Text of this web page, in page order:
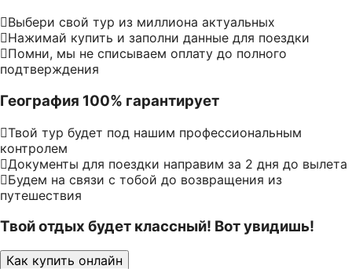
Выбери свой тур из миллиона актуальных
Нажимай купить и заполни данные для поездки
Помни, мы не списываем оплату до полного
подтверждения
География 100% гарантирует
Твой тур будет под нашим профессиональным
контролем
Документы для поездки направим за 2 дня до вылета
Будем на связи с тобой до возвращения из
путешествия
Твой отдых будет классный! Вот увидишь!
Как купить онлайн